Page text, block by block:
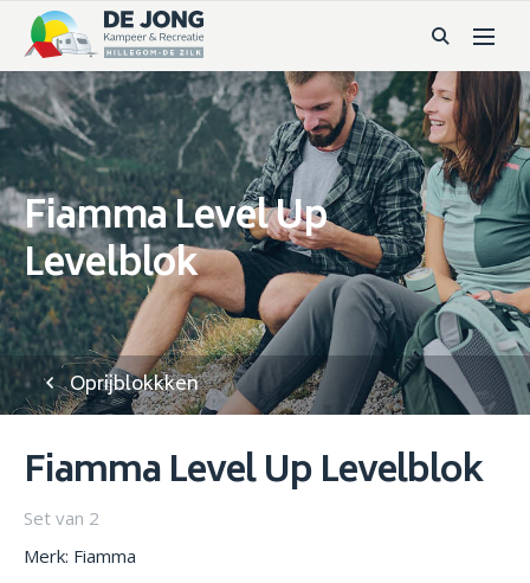
Fiamma Level Up
Levelblok
Oprijblokkken
Fiamma Level Up Levelblok
Set van 2
Merk: Fiamma